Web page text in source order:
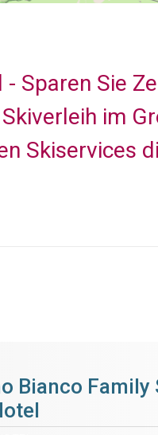
Sparen Sie
im
Skiservices
Bianco Family